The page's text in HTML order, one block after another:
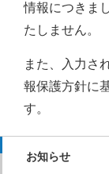
情報につきま
たしません。
また、入力さ
報保護方針に
す。
お知らせ